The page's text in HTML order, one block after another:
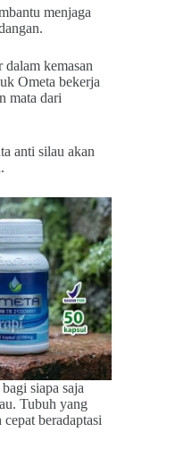
menjaga
kemasan
Ometa bekerja
mata dari
anti silau akan
siapa saja
Tubuh yang
beradaptasi